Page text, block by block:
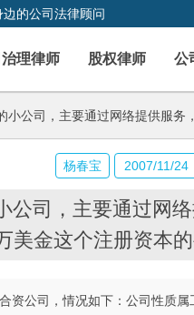
的公司法律顾问
理律师 股权律师 公
小公司，主要通过网络提供服
司，主要通过网
美金这个注册资本
资公司，情况如下：公司性质
杨春宝 2007/11/24